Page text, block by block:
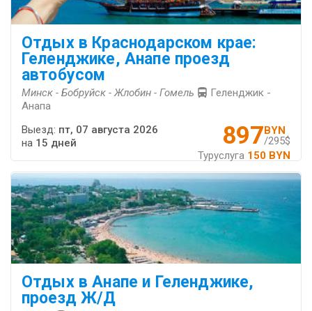
Отдых в Краснодарском крае:
Геленджике, Анапе проезд
автобусом
Минск - Бобруйск - Жлобин - Гомель
Геленджик -
Анапа
897BYN
/295$
Туруслуга 150 BYN
Выезд: пт, 07 августа 2026
на 15 дней
Отдых в Анапе и Геленджике,
проезд Ж/Д